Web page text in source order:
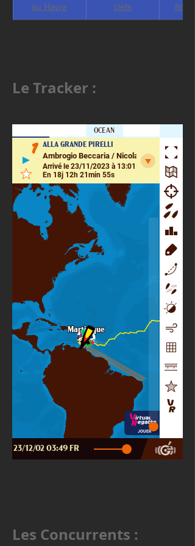
au Havre
clefs
Le Tracker :
Les Concurrents :